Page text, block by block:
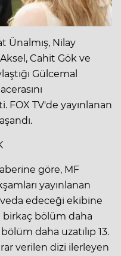
Ünalmış, Nilay
Cahit Gök ve
Gülcemal
FOX TV'de yayınlanan
göre, MF
yayınlanan
edeceği ekibine
bölüm daha
daha uzatılıp 13.
verilen dizi ilerleyen